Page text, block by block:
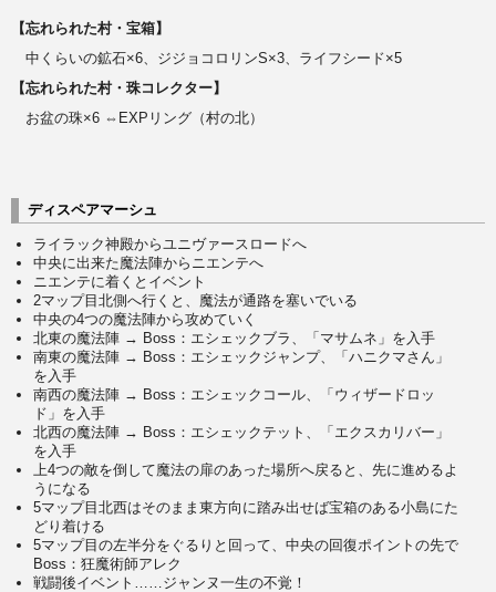
【忘れられた村・宝箱】
中くらいの鉱石×6、ジジョコロリンS×3、ライフシード×5
【忘れられた村・珠コレクター】
お盆の珠×6 ⇔EXPリング（村の北）
ディスペアマーシュ
ライラック神殿からユニヴァースロードへ
中央に出来た魔法陣からニエンテへ
ニエンテに着くとイベント
2マップ目北側へ行くと、魔法が通路を塞いでいる
中央の4つの魔法陣から攻めていく
北東の魔法陣 → Boss：エシェックブラ、「マサムネ」を入手
南東の魔法陣 → Boss：エシェックジャンプ、「ハニクマさん」
を入手
南西の魔法陣 → Boss：エシェックコール、「ウィザードロッ
ド」を入手
北西の魔法陣 → Boss：エシェックテット、「エクスカリバー」
を入手
上4つの敵を倒して魔法の扉のあった場所へ戻ると、先に進めるよ
うになる
5マップ目北西はそのまま東方向に踏み出せば宝箱のある小島にた
どり着ける
5マップ目の左半分をぐるりと回って、中央の回復ポイントの先で
Boss：狂魔術師アレク
戦闘後イベント……ジャンヌ一生の不覚！